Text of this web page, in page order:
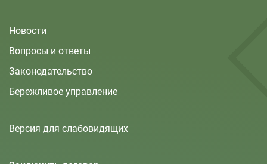
Новости
Вопросы и ответы
Законодательство
Бережливое управление
Версия для слабовидящих